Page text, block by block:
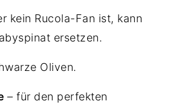
kein Rucola-Fan ist, kann
ersetzen.
Oliven.
– für den perfekten